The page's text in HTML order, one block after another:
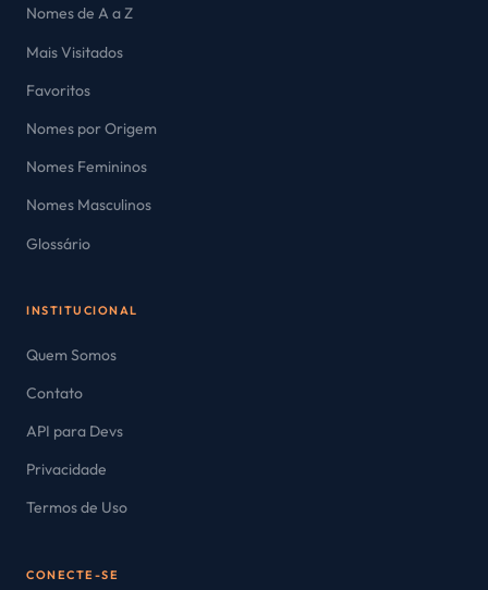
Nomes de A a Z
Mais Visitados
Favoritos
Nomes por Origem
Nomes Femininos
Nomes Masculinos
Glossário
INSTITUCIONAL
Quem Somos
Contato
API para Devs
Privacidade
Termos de Uso
CONECTE-SE